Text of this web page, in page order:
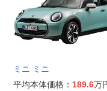
ミニ ミニ
平均本体価格： 189.6万